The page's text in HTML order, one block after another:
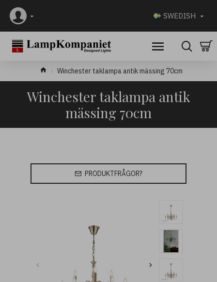
SWEDISH
Winchester taklampa antik mässing 70cm
Winchester taklampa antik
mässing 70cm
PRODUKTFRÅGOR?